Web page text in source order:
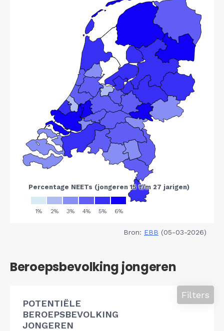
Bron: EBB (05-03-2026)
Beroepsbevolking jongeren
POTENTIËLE
BEROEPSBEVOLKING
JONGEREN
Filters